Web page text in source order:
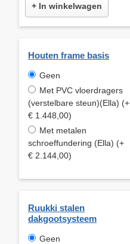
+ In winkelwagen
Houten frame basis
Geen
Met PVC vloerdragers
(verstelbare steun)(Ella) (+
€ 1.448,00)
Met metalen
schroeffundering (Ella) (+
€ 2.144,00)
Ruukki stalen
dakgootsysteem
Geen